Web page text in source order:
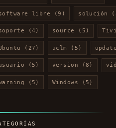
libre (9) solución
(4) source (5)
(27) uclm (5) update
(5) version (8)
(5) Windows (5)